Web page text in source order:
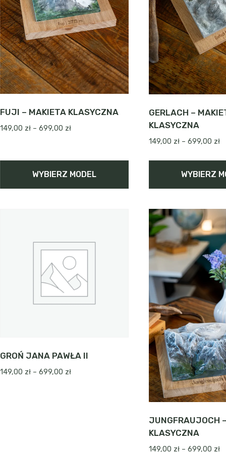
stronie
produktu
stronie
produktu
FUJI – MAKIETA KLASYCZNA
149,00 zł – 699,00 złZakres
149,00 zł
do
WYBIERZ MODEL
wariantów.
GERLACH –
KLASYCZNA
149,00 zł – 699,00 zł
WYBIERZ
produkt
ma
wiele
wariantów.
można
wybrać
na
stronie
produktu
GROŃ JANA PAWŁA II
149,00 zł – 699,00 złZakres
JUNGFRAUJOCH
KLASYCZNA
149,00 zł – 699,00 zł